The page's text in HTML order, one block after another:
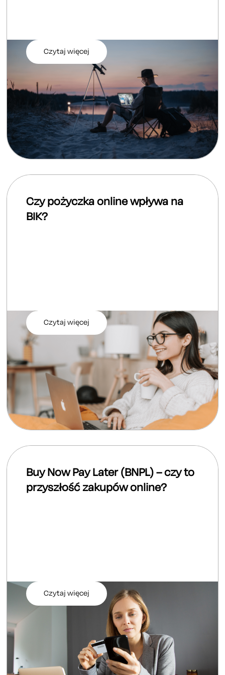
Czytaj więcej
Czy pożyczka online wpływa na
BIK?
Czytaj więcej
Buy Now Pay Later (BNPL) – czy to
przyszłość zakupów online?
Czytaj więcej